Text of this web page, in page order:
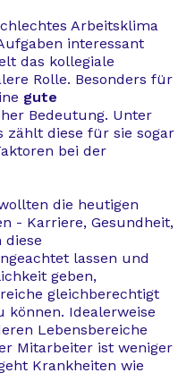
Arbeitsklima
interessant
das kollegiale
Rolle. Besonders für
gute
Bedeutung. Unter
zählt diese für sie sogar
bei der
die heutigen
- Karriere, Gesundheit,
diese
lassen und
geben,
gleichberechtigt
können. Idealerweise
Lebensbereiche
Mitarbeiter ist weniger
Krankheiten wie